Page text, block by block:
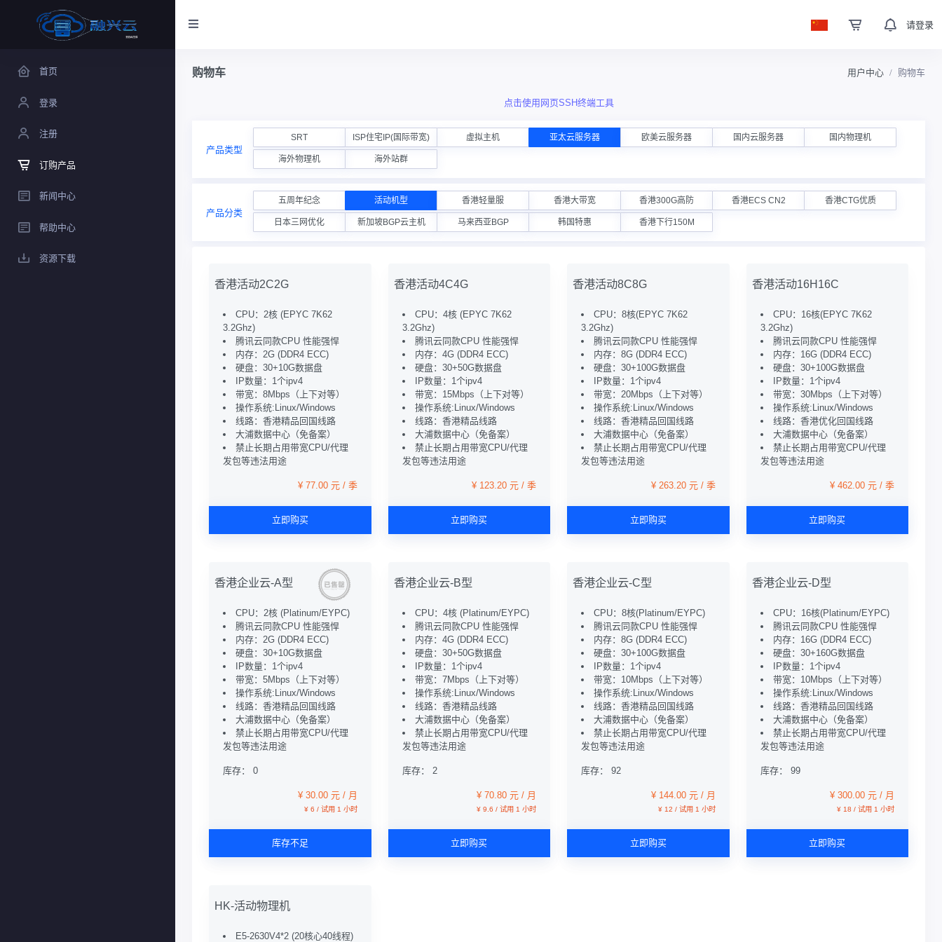
请登录
首页
登录
注册
订购产品
新闻中心
帮助中心
资源下载
购物车 用户中心 购物车
点击使用网页SSH终端工具
产品类型
SRT ISP住宅IP(国际带宽) 虚拟主机 亚太云服务器 欧美云服务器 国内云服务器 国内物理机
海外物理机 海外站群
产品分类
五周年纪念 活动机型 香港轻量服 香港大带宽 香港300G高防 香港ECS CN2 香港CTG优质
日本三网优化 新加坡BGP云主机 马来西亚BGP 韩国特惠 香港下行150M
香港活动2C2G
CPU：2核 (EPYC 7K62
3.2Ghz)
腾讯云同款CPU 性能强悍
内存：2G (DDR4 ECC)
硬盘：30+10G数据盘
IP数量：1个ipv4
带宽：8Mbps（上下对等）
操作系统:Linux/Windows
线路：香港精品回国线路
大浦数据中心（免备案）
禁止长期占用带宽CPU/代理
发包等违法用途
¥ 77.00 元 / 季
立即购买
香港活动4C4G
CPU：4核 (EPYC 7K62
3.2Ghz)
腾讯云同款CPU 性能强悍
内存：4G (DDR4 ECC)
硬盘：30+50G数据盘
IP数量：1个ipv4
带宽：15Mbps（上下对等）
操作系统:Linux/Windows
线路：香港精品线路
大浦数据中心（免备案）
禁止长期占用带宽CPU/代理
发包等违法用途
¥ 123.20 元 / 季
立即购买
香港活动8C8G
CPU：8核(EPYC 7K62
3.2Ghz)
腾讯云同款CPU 性能强悍
内存：8G (DDR4 ECC)
硬盘：30+100G数据盘
IP数量：1个ipv4
带宽：20Mbps（上下对等）
操作系统:Linux/Windows
线路：香港精品回国线路
大浦数据中心（免备案）
禁止长期占用带宽CPU/代理
发包等违法用途
¥ 263.20 元 / 季
立即购买
香港活动16H16C
CPU：16核(EPYC 7K62
3.2Ghz)
腾讯云同款CPU 性能强悍
内存：16G (DDR4 ECC)
硬盘：30+100G数据盘
IP数量：1个ipv4
带宽：30Mbps（上下对等）
操作系统:Linux/Windows
线路：香港优化回国线路
大浦数据中心（免备案）
禁止长期占用带宽CPU/代理
发包等违法用途
¥ 462.00 元 / 季
立即购买
香港企业云-A型
CPU：2核 (Platinum/EYPC)
腾讯云同款CPU 性能强悍
内存：2G (DDR4 ECC)
硬盘：30+10G数据盘
IP数量：1个ipv4
带宽：5Mbps（上下对等）
操作系统:Linux/Windows
线路：香港精品回国线路
大浦数据中心（免备案）
禁止长期占用带宽CPU/代理
发包等违法用途
库存： 0
¥ 30.00 元 / 月
¥ 6 / 试用 1 小时
库存不足
香港企业云-B型
CPU：4核 (Platinum/EYPC)
腾讯云同款CPU 性能强悍
内存：4G (DDR4 ECC)
硬盘：30+50G数据盘
IP数量：1个ipv4
带宽：7Mbps（上下对等）
操作系统:Linux/Windows
线路：香港精品线路
大浦数据中心（免备案）
禁止长期占用带宽CPU/代理
发包等违法用途
库存： 2
¥ 70.80 元 / 月
¥ 9.6 / 试用 1 小时
立即购买
香港企业云-C型
CPU：8核(Platinum/EYPC)
腾讯云同款CPU 性能强悍
内存：8G (DDR4 ECC)
硬盘：30+100G数据盘
IP数量：1个ipv4
带宽：10Mbps（上下对等）
操作系统:Linux/Windows
线路：香港精品回国线路
大浦数据中心（免备案）
禁止长期占用带宽CPU/代理
发包等违法用途
库存： 92
¥ 144.00 元 / 月
¥ 12 / 试用 1 小时
立即购买
香港企业云-D型
CPU：16核(Platinum/EYPC)
腾讯云同款CPU 性能强悍
内存：16G (DDR4 ECC)
硬盘：30+160G数据盘
IP数量：1个ipv4
带宽：10Mbps（上下对等）
操作系统:Linux/Windows
线路：香港精品回国线路
大浦数据中心（免备案）
禁止长期占用带宽CPU/代理
发包等违法用途
库存： 99
¥ 300.00 元 / 月
¥ 18 / 试用 1 小时
立即购买
HK-活动物理机
E5-2630V4*2 (20核心40线程)